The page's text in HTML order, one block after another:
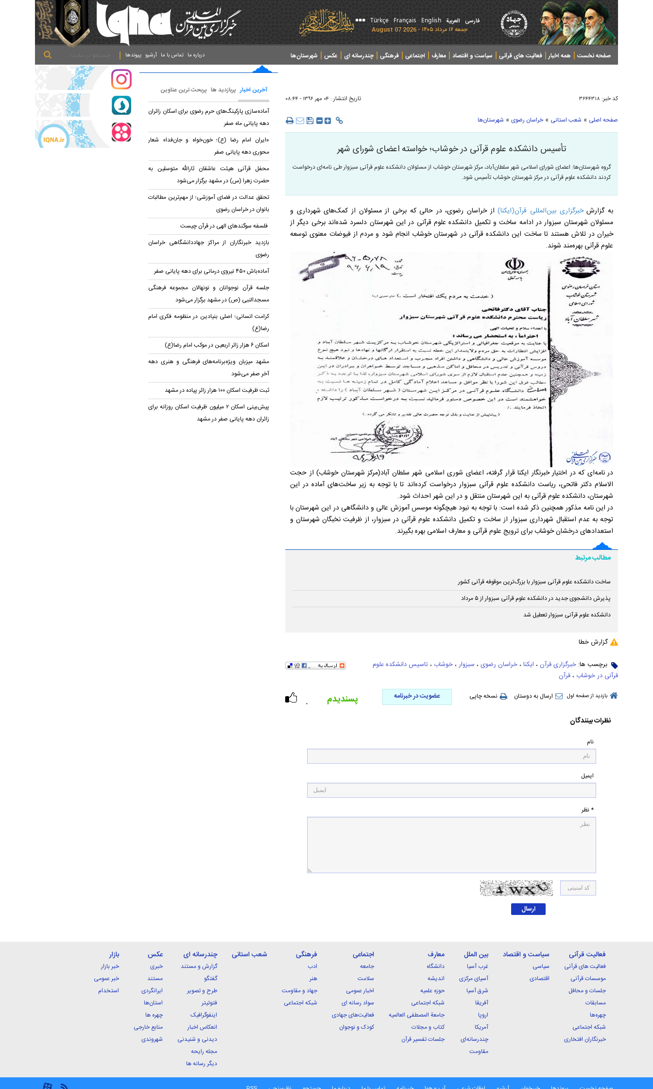
فارسی العربیة English
Français
Türkçe
جمعه ۱۶ مرداد ۱۴۰۵ - 2026 August 07
صفحه نخست همه اخبار فعالیت های قرآنی سیاست و اقتصاد معارف اجتماعی فرهنگی چندرسانه ای عکس شهرستان‌ها پیوندها آرشیو تماس با ما درباره ما
کد خبر: ۳۶۴۴۳۱۸ تاریخ انتشار : ۰۴ مهر ۱۳۹۶ - ۰۸:۴۴
صفحه اصلی » شعب استانی » خراسان رضوی » شهرستان‌ها
تأسیس دانشکده علوم قرآنی در خوشاب؛ خواسته اعضای شورای شهر
گروه شهرستان‌ها: اعضای شورای اسلامی شهر سلطان‌آباد، مرکز شهرستان خوشاب از مسئولان دانشکده علوم قرآنی سبزوار طی نامه‌ای درخواست
کردند دانشکده علوم قرآنی در مرکز شهرستان خوشاب تأسیس شود.
به گزارشخبرگزاری بین‌المللی قرآن(ایکنا)از خراسان رضوی، در حالی که برخی از مسئولان از کمک‌های شهرداری و
مسئولان شهرستان سبزوار در ادامه ساخت و تکمیل دانشکده علوم قرآنی در این شهرستان دلسرد شده‌اند برخی دیگر از
خیران در تلاش هستند تا ساخت این دانشکده قرآنی در شهرستان خوشاب انجام شود و مردم از فیوضات معنوی توسعه
علوم قرآنی بهره‌مند شوند.
در نامه‌ای که در اختیار خبرنگار ایکنا قرار گرفته، اعضای شوری اسلامی شهر سلطان آباد(مرکز شهرستان خوشاب) از حجت
الاسلام دکتر فاتحی، ریاست دانشکده علوم قرآنی سبزوار درخواست کرده‌اند تا با توجه به زیر ساخت‌های آماده در این
شهرستان، دانشکده علوم قرآنی به این شهرستان منتقل و در این شهر احداث شود.
در این نامه مذکور همچنین ذکر شده است: با توجه به نبود هیچگونه موسس آموزش عالی و دانشگاهی در این شهرستان با
توجه به عدم استقبال شهرداری سبزوار از ساخت و تکمیل دانشکده علوم قرآنی در سبزوار، از ظرفیت نخبگان شهرستان و
استعدادهای درخشان خوشاب برای ترویج علوم قرآنی و معارف اسلامی بهره بگیرند.
مطالب مرتبط
ساخت دانشکده علوم قرآنی سبزوار با بزرگ‌ترین موقوفه قرآنی کشور
پذیرش دانشجوی جدید در دانشکده علوم قرآنی سبزوار از ۵ مرداد
دانشکده علوم قرآنی سبزوار تعطیل شد
گزارش خطا
برچسب ها: خبرگزاری قرآن ، ایکنا ، خراسان رضوی ، سبزوار ، خوشاب ، تاسیس دانشکده علوم
قرآنی در خوشاب ، قرآن
بازدید از صفحه اول ارسال به دوستان نسخه چاپی عضویت در خبرنامه
۰ پسندیدم
نظرات بینندگان
نام
ایمیل
* نظر
آخرین اخبار پربازدید ها پربحث ترین عناوین
آماده‌سازی پارکینگ‌های حرم رضوی برای اسکان زائران
دهه پایانی ماه صفر
«ایران امام رضا (ع)؛ خون‌خواه و جان‌فدا» شعار
محوری دهه پایانی صفر
محفل قرآنی هیئت عاشقان ثارالله متوسلین به
حضرت زهرا (س) در مشهد برگزار می‌شود
تحقق عدالت در فضای آموزشی؛ از مهم‌ترین مطالبات
بانوان در خراسان رضوی
فلسفه سوگندهای الهی در قرآن چیست
بازدید خبرنگاران از مراکز جهاددانشگاهی خراسان
رضوی
آماده‌باش ۴۵۰ نیروی درمانی برای دهه پایانی صفر
جلسه قرآن نوجوانان و نونهالان مجموعه فرهنگی
مسجد‌النبی (ص) در مشهد برگزار می‌شود
کرامت انسانی؛ اصلی بنیادین در منظومه فکری امام
رضا(ع)
اسکان ۶ هزار زائر اربعین در موکب امام رضا(ع)
مشهد میزبان ویژه‌برنامه‌های فرهنگی و هنری دهه
آخر صفر می‌شود
ثبت ظرفیت اسکان ۱۰۰ هزار زائر پیاده در مشهد
پیش‌بینی اسکان ۲ میلیون ظرفیت اسکان روزانه برای
زائران دهه پایانی صفر در مشهد
فعالیت قرآنی
فعالیت های قرآنی
موسسات قرآنی
جلسات و محافل
مسابقات
چهره‌ها
شبکه اجتماعی
خبرنگاران افتخاری
سیاست و اقتصاد
سیاسی
اقتصادی
بین الملل
غرب آسیا
آسیای مرکزی
شرق آسیا
آفریقا
اروپا
آمریکا
چندرسانه‌ای
مقاومت
معارف
دانشگاه
اندیشه
حوزه علمیه
شبکه اجتماعی
جامعة المصطفی العالمیه
کتاب و مجلات
جلسات تفسیر قرآن
اجتماعی
جامعه
سلامت
اخبار عمومی
سواد رسانه ای
فعالیت‌های جهادی
کودک و نوجوان
فرهنگی
ادب
هنر
جهاد و مقاومت
شبکه اجتماعی
شعب استانی چندرسانه ای
گزارش و مستند
گفتگو
طرح و تصویر
فتوتیتر
اینفوگرافیک
انعکاس اخبار
دیدنی و شنیدنی
مجله رایحه
دیگر رسانه ها
عکس
خبری
مستند
ایرانگردی
استان‌ها
چهره ها
منابع خارجی
شهروندی
بازار
خبر بازار
خبر عمومی
استخدام